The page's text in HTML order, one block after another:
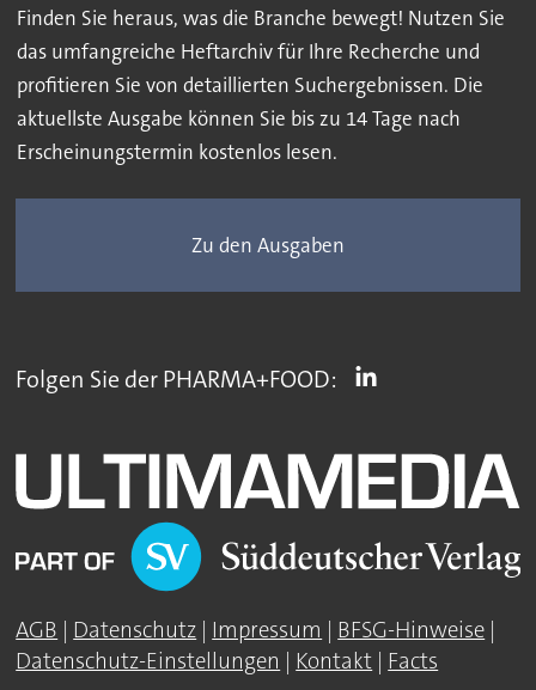
Finden Sie heraus, was die Branche bewegt! Nutzen Sie
das umfangreiche Heftarchiv für Ihre Recherche und
profitieren Sie von detaillierten Suchergebnissen. Die
aktuellste Ausgabe können Sie bis zu 14 Tage nach
Erscheinungstermin kostenlos lesen.
Zu den Ausgaben
Folgen Sie der PHARMA+FOOD:
AGB | Datenschutz | Impressum | BFSG-Hinweise |
Datenschutz-Einstellungen | Kontakt | Facts